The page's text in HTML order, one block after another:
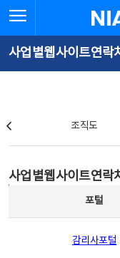
문
로
가
체
뉴
바
가
한국
사업별웹사이트연락
조직도
사업별웹사이트연락
포털
감리사포털